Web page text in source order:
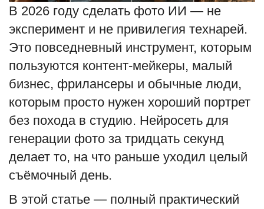
Шоу-бизнес
В мире
Россия
Язык
Русский
В 2026 году сделать фото ИИ — не
эксперимент и не привилегия технарей.
Это повседневный инструмент, которым
пользуются контент-мейкеры, малый
бизнес, фрилансеры и обычные люди,
которым просто нужен хороший портрет
без похода в студию. Нейросеть для
генерации фото за тридцать секунд
делает то, на что раньше уходил целый
съёмочный день.
В этой статье — полный практический